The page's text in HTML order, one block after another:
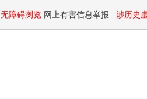
无障碍浏览 网上有害信息举报 涉历史